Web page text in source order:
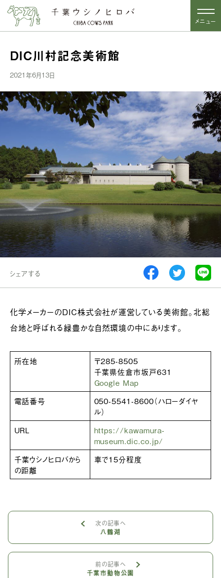
メニュー
DIC川村記念美術館
2021年6月13日
シェアする
化学メーカーのDIC株式会社が運営している美術館。北総
台地と呼ばれる緑豊かな自然環境の中にあります。
所在地
〒285-8505
千葉県佐倉市坂戸631
Google Map
電話番号
050-5541-8600（ハローダイヤ
ル）
URL
https://kawamura-
museum.dic.co.jp/
千葉ウシノヒロバから
の距離
車で15分程度
次の記事へ
八鶴湖
前の記事へ
千葉市動物公園